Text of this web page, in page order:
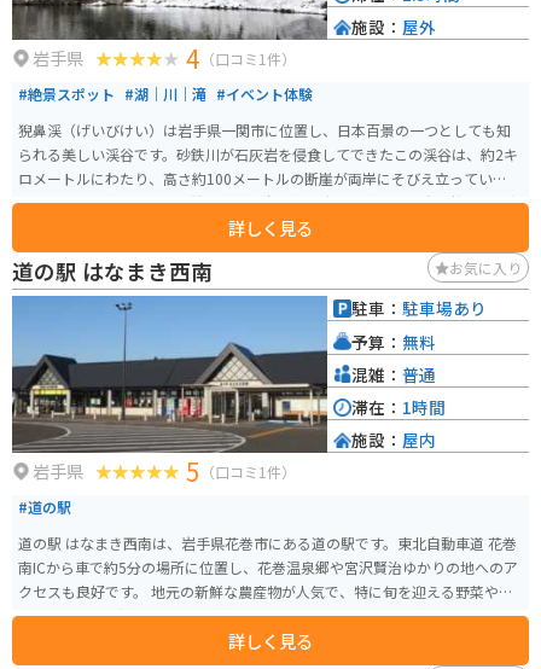
岩手県 4 （口コミ1件）
#絶景スポット #湖｜川｜滝 #イベント体験
猊鼻渓（げいびけい）は岩手県一関市に位置し、日本百景の一つとしても知
られる美しい渓谷です。砂鉄川が石灰岩を侵食してできたこの渓谷は、約2キ
ロメートルにわたり、高さ約100メートルの断崖が両岸にそびえ立っていま
す。猊鼻渓の名物として、船頭が棹一本で操る舟下りがあり、春の桜、夏の新
緑、秋の紅葉など、四季折々の自然美を楽しむことができます。 猊鼻渓は国
の名勝にも指定されており、舟下りでは、船頭が唄う「げいびうた」を聞き
ながら、静かな流れの中を進むことができ、渓谷の美しさを間近で感じるこ
とができます。平泉から車で約30分の距離にあり、岩手県の南部に位置する
この地域を楽しむことができます。舟下り体験は1800円で約90分になりま
す。後半は船頭さんがげいび追分という曲を歌ってくれます。
詳しく見る
施設： 屋外
道の駅 はなまき西南 お気に入り
岩手県 5 （口コミ1件）
#道の駅
道の駅 はなまき西南は、岩手県花巻市にある道の駅です。東北自動車道 花巻
南ICから車で約5分の場所に位置し、花巻温泉郷や宮沢賢治ゆかりの地へのア
クセスも良好です。 地元の新鮮な農産物が人気で、特に旬を迎える野菜や果
物は格別です。採れたての味が楽しめるので、ぜひお土産に購入してみてく
ださい。また、併設されているレストランでは、地元食材をふんだんに使っ
た料理を味わえます。おすすめは、花巻産の白金豚を使用した豚丼です。 バ
詳しく見る
駐車： 駐車場あり
予算： 無料
混雑： 普通
滞在： 1時間
施設： 屋内